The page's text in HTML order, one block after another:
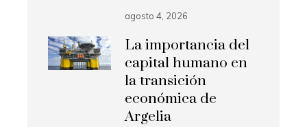
agosto 4, 2026
La importancia del
capital humano en
la transición
económica de
Argelia